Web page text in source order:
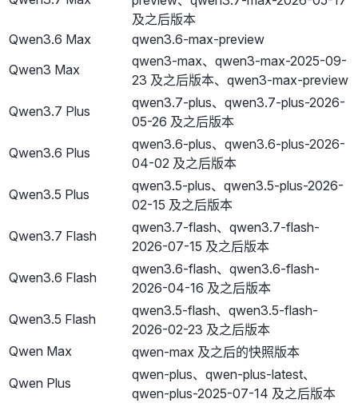
及之后版本
Qwen3.6 Max
qwen3.6-max-preview
Qwen3 Max
qwen3-max、qwen3-max-2025-09-
23 及之后版本、qwen3-max-preview
Qwen3.7 Plus
qwen3.7-plus、qwen3.7-plus-2026-
05-26 及之后版本
Qwen3.6 Plus
qwen3.6-plus、qwen3.6-plus-2026-
04-02 及之后版本
Qwen3.5 Plus
qwen3.5-plus、qwen3.5-plus-2026-
02-15 及之后版本
Qwen3.7 Flash
qwen3.7-flash、qwen3.7-flash-
2026-07-15 及之后版本
Qwen3.6 Flash
qwen3.6-flash、qwen3.6-flash-
2026-04-16 及之后版本
Qwen3.5 Flash
qwen3.5-flash、qwen3.5-flash-
2026-02-23 及之后版本
Qwen Max
qwen-max 及之后的快照版本
Qwen Plus
qwen-plus、qwen-plus-latest、
qwen-plus-2025-07-14 及之后版本